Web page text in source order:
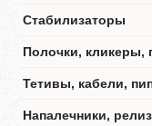
Стабилизаторы
Полочки, кликеры,
Тетивы, кабели,
Напалечники,